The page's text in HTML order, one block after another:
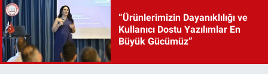
“Ürünlerimizin Dayanıklılığı ve
Kullanıcı Dostu Yazılımlar En
Büyük Gücümüz”